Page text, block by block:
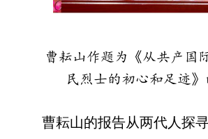
曹耘山作题为《从共产国
民烈士的初心和足迹》
曹耘山的报告从两代人探